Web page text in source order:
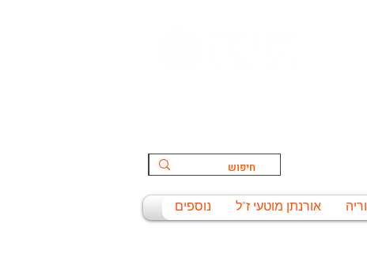
אורנתן מוטעי ז"ל נוספים